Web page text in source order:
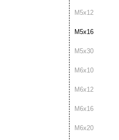
М5х12
М5х16
М5х30
М6х10
М6х12
М6х16
М6х20